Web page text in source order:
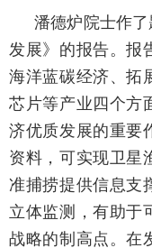
潘德炉院士作
发展》的报告。报
海洋蓝碳经济、拓
芯片等产业四个方
济优质发展的重要
资料，可实现卫星
准捕捞提供信息支
立体监测，有助于
战略的制高点。在